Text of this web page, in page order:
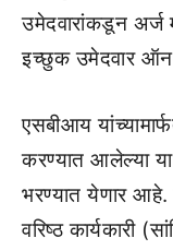
उमेदवारांकडून अर्ज
इच्छुक उमेदवार
एसबीआय
करण्यात आलेल्या
भरण्यात येणार आहे.
वरिष्ठ कार्यकारी